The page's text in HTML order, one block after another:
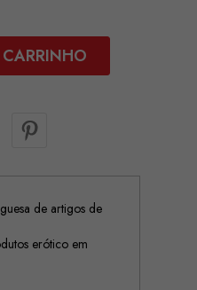
de artigos de
erótico em